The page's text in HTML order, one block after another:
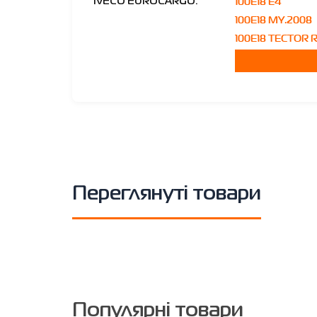
100E18 MY.2008
100E18 TECTOR
Переглянуті товари
Популярні товари